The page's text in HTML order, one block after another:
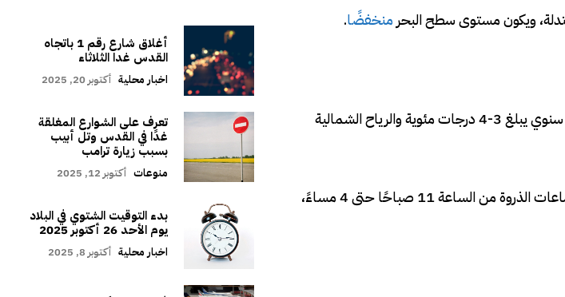
أغلاق شارع رقم 1 باتجاه
القدس غدا الثلاثاء
اخبار محلية أكتوبر 20, 2025
تعرف على الشوارع المغلقة
غدًا في القدس وتل أبيب
بسبب زيارة ترامب
منوعات أكتوبر 12, 2025
بدء التوقيت الشتوي في البلاد
يوم الأحد 26 أكتوبر 2025
اخبار محلية أكتوبر 8, 2025
ويكون مستوى سطح البحر منخفضًا.
المناطق حارة، مع حرارة شديدة في أريحا ووادي الأردن، مع ارتفاع درجات الحرارة إلى متوسط ​​سنوي يبلغ 3-4 درجات مئوية والرياح الشمالية
وحذرت الإدارة المواطنين من التعرض لفترات طويلة لأشعة الشمس المباشرة، خاصة خلال ساعات الذروة من الساعة 11 صباحًا حتى 4 مساءً،